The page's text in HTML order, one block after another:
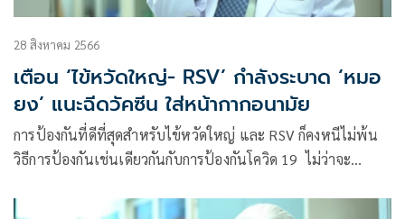
28 สิงหาคม 2566
เตือน ‘ไข้หวัดใหญ่- RSV’ กำลังระบาด ‘หมอ
ยง’ แนะฉีดวัคซีน ใส่หน้ากากอนามัย
การป้องกันที่ดีที่สุดสำหรับไข้หวัดใหญ่ และ RSV ก็คงหนีไม่พ้น
วิธีการป้องกันเช่นเดียวกันกับการป้องกันโควิด 19 ไม่ว่าจะ
แน่น ผู้ป่วยโรคทางเดินหายใจ หรือมีอาการทางเดินหายใจ ควร